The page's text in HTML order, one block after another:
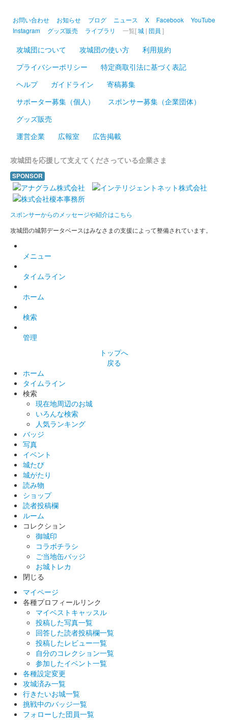
100枚限定。
蒼海城 御城印 通常印 第2版
蒼海城 御城印
蒼海城 御城印
限定。
蒼海城 御城印
蒼海城 御城印
蒼海城 御城印
蒼海城 御城印
蒼海城の縄張り図が描かれた御城印。
蒼海城 御城印
蒼海城 御城印
蒼海城 御城印
蒼海城 御城印
販売終了
蒼海城 御城印
販売終了
お問い合わせ お知らせ ブログ ニュース X Facebook
YouTube
Instagram
グッズ販売 ライブラリ 一覧[城 | 団員 ]
攻城団について 攻城団の使い方
利用規約
プライバシーポリシー
特定商取引法に基づく表記
ヘルプ
ガイドライン
寄稿募集
サポーター募集（個人）
スポンサー募集（企業団体）
グッズ販売
運営企業
広報室 広告掲載
攻城団を応援して支えてくださっている企業さま
SPONSOR
スポンサーからのメッセージや紹介はこちら
攻城団の城郭データベースはみなさまの支援によって整備されています。
メニュー
タイムライン
ホーム
検索
管理
トップへ
戻る
ホーム
タイムライン
検索
現在地周辺のお城
いろんな検索
人気ランキング
バッジ
写真
イベント
城たび
城がたり
読み物
ショップ
読者投稿欄
ルーム
コレクション
御城印
コラボチラシ
ご当地缶バッジ
お城トレカ
閉じる
マイページ
各種プロフィールリンク
マイベストキャッスル
投稿した写真一覧
回答した読者投稿欄一覧
投稿したレビュー一覧
自分のコレクション一覧
参加したイベント一覧
各種設定変更
攻城済み一覧
行きたいお城一覧
挑戦中のバッジ一覧
フォローした団員一覧